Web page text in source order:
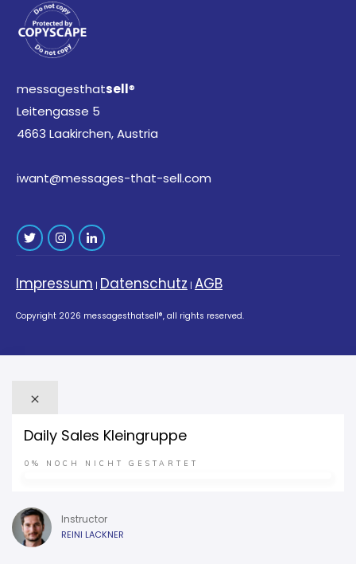
messagesthatsell®
Leitengasse 5
4663 Laakirchen, Austria
iwant@messages-that-sell.com
Impressum | Datenschutz | AGB
Copyright 2026 messagesthatsell®, all rights reserved.
Daily Sales Kleingruppe
0% NOCH NICHT GESTARTET
Instructor
REINI LACKNER